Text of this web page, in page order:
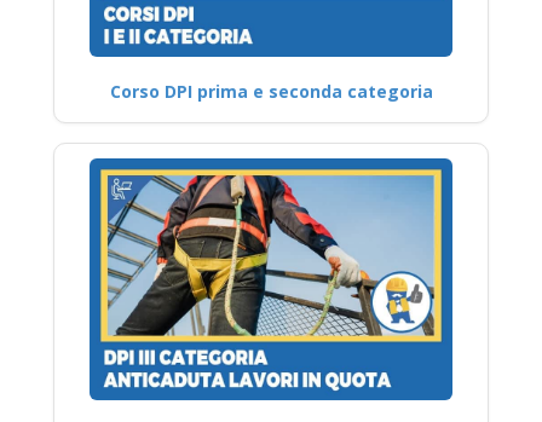
Corso DPI prima e seconda categoria